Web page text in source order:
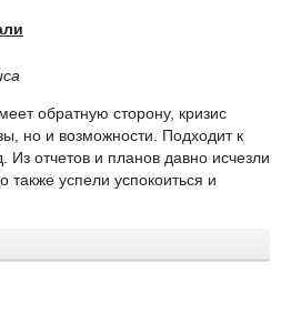
обратную сторону, кризис
но и возможности. Подходит к
Из отчетов и планов давно исчезли
также успели успокоиться и